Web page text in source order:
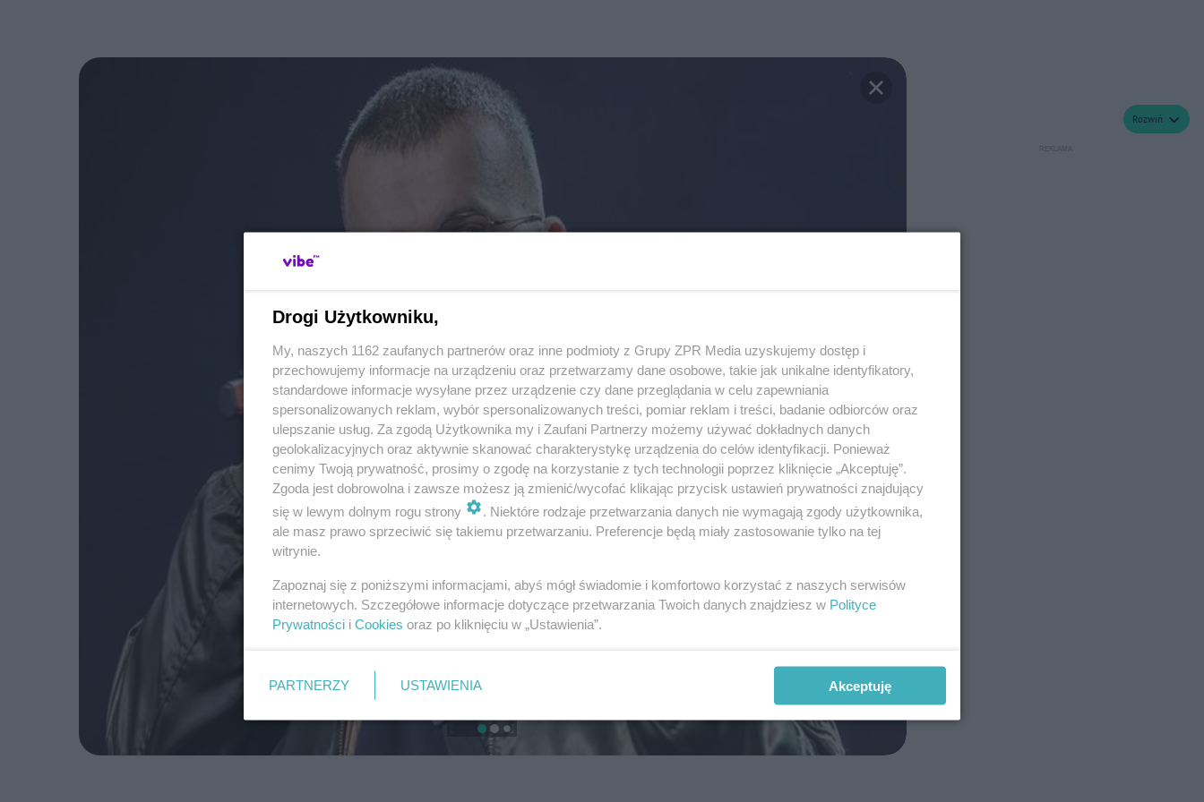
Rozwiń
Drogi Użytkowniku,
My, naszych 1162 zaufanych partnerów oraz inne podmioty z Grupy ZPR Media uzyskujemy dostęp i
przechowujemy informacje na urządzeniu oraz przetwarzamy dane osobowe, takie jak unikalne identyfikatory,
standardowe informacje wysyłane przez urządzenie czy dane przeglądania w celu zapewniania
spersonalizowanych reklam, wybór spersonalizowanych treści, pomiar reklam i treści, badanie odbiorców oraz
ulepszanie usług. Za zgodą Użytkownika my i Zaufani Partnerzy możemy używać dokładnych danych
geolokalizacyjnych oraz aktywnie skanować charakterystykę urządzenia do celów identyfikacji. Ponieważ
cenimy Twoją prywatność, prosimy o zgodę na korzystanie z tych technologii poprzez kliknięcie „Akceptuję”.
Zgoda jest dobrowolna i zawsze możesz ją zmienić/wycofać klikając przycisk ustawień prywatności znajdujący
się w lewym dolnym rogu strony
. Niektóre rodzaje przetwarzania danych nie wymagają zgody użytkownika,
ale masz prawo sprzeciwić się takiemu przetwarzaniu. Preferencje będą miały zastosowanie tylko na tej
witrynie.
Zapoznaj się z poniższymi informacjami, abyś mógł świadomie i komfortowo korzystać z naszych serwisów
internetowych. Szczegółowe informacje dotyczące przetwarzania Twoich danych znajdziesz w Polityce
Prywatności i Cookies oraz po kliknięciu w „Ustawienia”.
PARTNERZY USTAWIENIA Akceptuję